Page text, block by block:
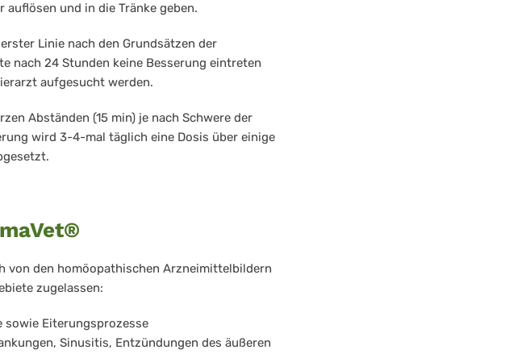
auflösen und in die Tränke geben.
Linie nach den Grundsätzen der
nach 24 Stunden keine Besserung eintreten
aufgesucht werden.
Abständen (15 min) je nach Schwere der
wird 3-4-mal täglich eine Dosis über einige
von den homöopathischen Arzneimittelbildern
zugelassen:
sowie Eiterungsprozesse
Sinusitis, Entzündungen des äußeren